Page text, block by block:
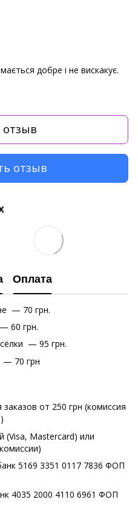
добре і не вискакує.
отзыв
Оплата
— 70 грн.
60 грн.
— 95 грн.
70 грн
от 250 грн (комиссия
(Visa, Mastercard) или
5169 3351 0117 7836 ФОП
4035 2000 4110 6961 ФОП